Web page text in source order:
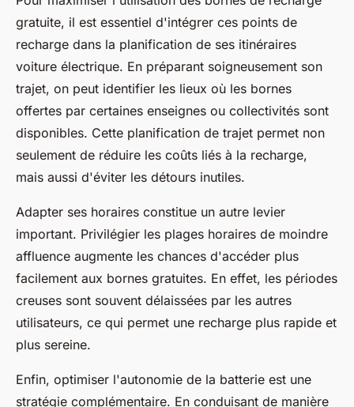
gratuite, il est essentiel d'intégrer ces points de
recharge dans la planification de ses itinéraires
voiture électrique. En préparant soigneusement son
trajet, on peut identifier les lieux où les bornes
offertes par certaines enseignes ou collectivités sont
disponibles. Cette planification de trajet permet non
seulement de réduire les coûts liés à la recharge,
mais aussi d'éviter les détours inutiles.
Adapter ses horaires constitue un autre levier
important. Privilégier les plages horaires de moindre
affluence augmente les chances d'accéder plus
facilement aux bornes gratuites. En effet, les périodes
creuses sont souvent délaissées par les autres
utilisateurs, ce qui permet une recharge plus rapide et
plus sereine.
Enfin, optimiser l'autonomie de la batterie est une
stratégie complémentaire. En conduisant de manière